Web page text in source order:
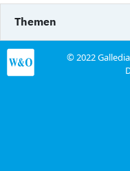
Themen
© 2022